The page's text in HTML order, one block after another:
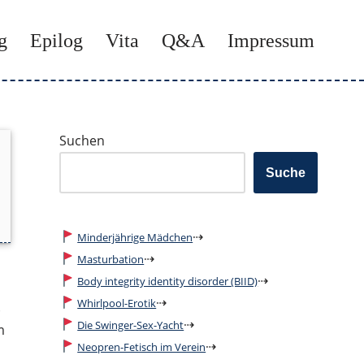
Epilog Vita Q&A Impressum
Suchen
Suche
Minderjährige Mädchen⇢
Masturbation⇢
Body integrity identity disorder (BIID)⇢
Whirlpool-Erotik⇢
Die Swinger-Sex-Yacht⇢
Neopren-Fetisch im Verein⇢